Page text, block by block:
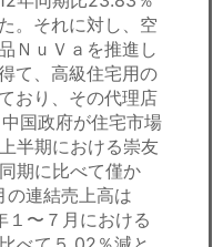
。それに対し、空
ＮｕＶａを推進し
て、高級住宅用の
おり、その代理店
国政府が住宅市場
半期における崇友
期に比べて僅か
の連結売上高は
１〜７月における